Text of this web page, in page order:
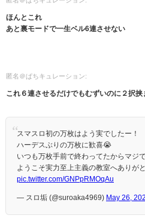
ほんとこれ
あと裏モードで一生ベル6連させない
匿名＠ぱちキュレーション:
これ６連させるだけでもむずいのに２択
スマスロ初の万枚はよう実でしたー！
ハーデスぶりの万枚に歓喜😭
いつも万枚手前で終わってたからマジ
ようこそ実力至上主義の教室へありがと
pic.twitter.com/GNPpRMOqAu
— スロ垢 (@suroaka4969) May 26,